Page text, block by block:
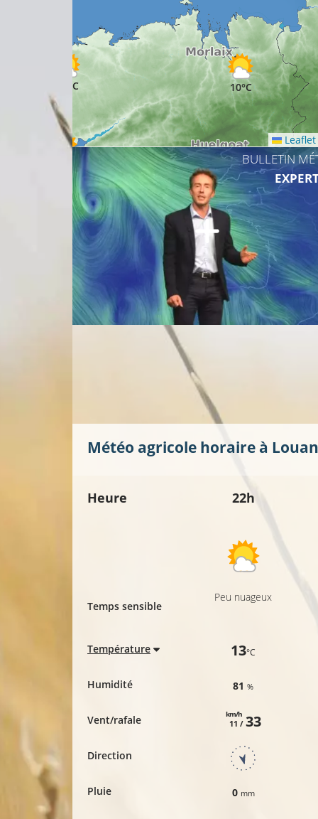
14°C
10°C
12°C
11°C
Leaflet
BULLETIN
Météo agricole horaire à
Heure
Temps sensible
Température
Humidité
Vent/rafale
Direction
Pluie
22h
Peu nuageux
13°C
81%
11 /
km/h 33
0 mm